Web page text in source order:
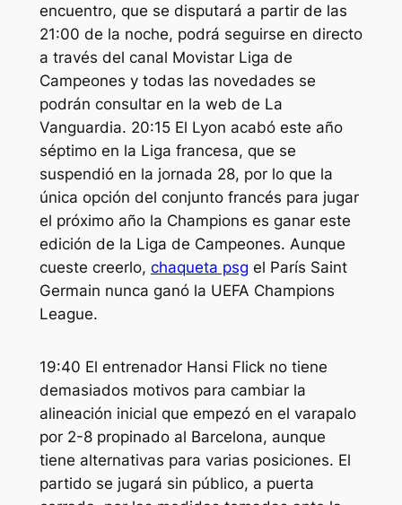
encuentro, que se disputará a partir de las
21:00 de la noche, podrá seguirse en directo
a través del canal Movistar Liga de
Campeones y todas las novedades se
podrán consultar en la web de La
Vanguardia. 20:15 El Lyon acabó este año
séptimo en la Liga francesa, que se
suspendió en la jornada 28, por lo que la
única opción del conjunto francés para jugar
el próximo año la Champions es ganar este
edición de la Liga de Campeones. Aunque
cueste creerlo, chaqueta psg el París Saint
Germain nunca ganó la UEFA Champions
League.
19:40 El entrenador Hansi Flick no tiene
demasiados motivos para cambiar la
alineación inicial que empezó en el varapalo
por 2-8 propinado al Barcelona, aunque
tiene alternativas para varias posiciones. El
partido se jugará sin público, a puerta